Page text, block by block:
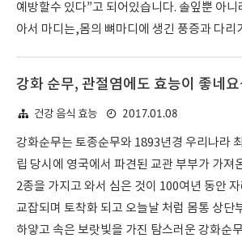
예방할수 있다”고 되어있습니다. 솔잎뿐 아니
아서 마디는,몸의 뼈마디에 생긴 풍증과 다리
강화 순무, 관절염에도 효능이 좋네
건강 음식 효능 2017.01.08
강화순무는 토종순무와 1893년경 우리나라
립 당시에 영국에서 파견된 교관 부부가 가져
2종을 가지고 와서 심은 것이 100여년 동안
교잡되며 토착화 되고 오늘날 처럼 몸통 상단
하얗고 속은 보랏빛을 가진 탐스러운 강화순